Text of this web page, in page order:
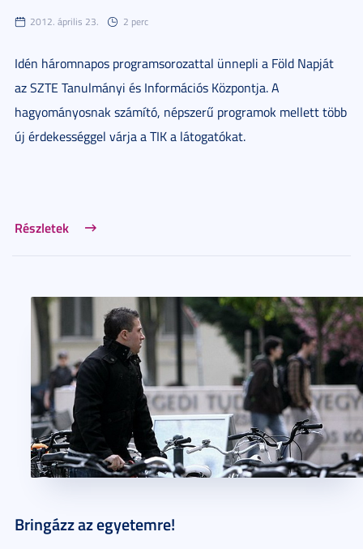
2012. április 23. 2 perc
Idén háromnapos programsorozattal ünnepli a Föld Napját
az SZTE Tanulmányi és Információs Központja. A
hagyományosnak számító, népszerű programok mellett több
új érdekességgel várja a TIK a látogatókat.
Részletek
Bringázz az egyetemre!